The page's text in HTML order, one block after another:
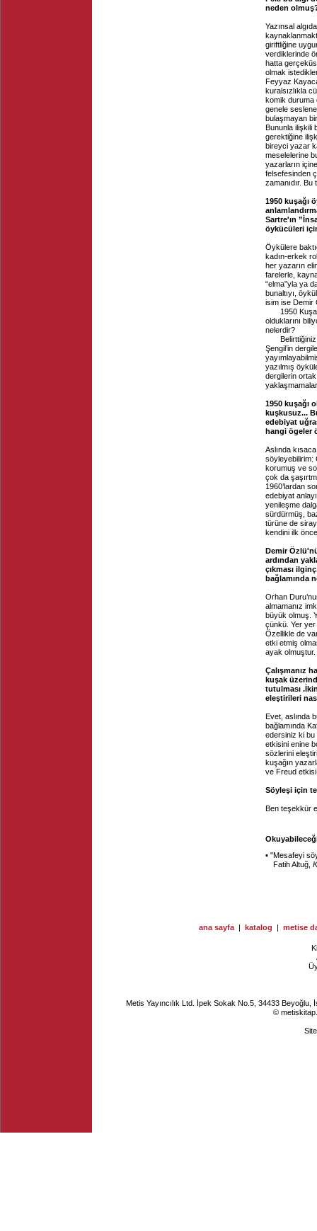
neden
Yazınsal
giriftliğine
verdiklerinde
hatta
olmak
Feyyaz
kuralsızlıkla
komik duruma
genele
bulaşmayan
Bununla ilişkili
gerektiğine
bireyci yazar
meselelerine
yazarların
felsefesinden
zamanıdır. Bu
1950 kuşağı
Sartre'ın
öykücüleri
Öykülere
kadın-erkek
her yazarın
farelerle,
“elma”yla ya
bunaltıyı,
isim ise Demir
1950 Kuşağı
olduklarını
nelerdir?
Belirttiğiniz
Şengil’in
yazılmış
dergilerin
1950 kuşağı
kuşkusuz...
edebiyat
hangi ögeler
Aslında
söyleyebilirim:
korumuş ve
çok da
1960’lardan
edebiyat
yenileşme
sürdürmüş,
türüne de
kendini ilk
Demir
ardından
çıkması
bağlamında
Orhan
almamanız
büyük olmuş.
çünkü. Yer yer
Özellikle de
etki etmiş
ayak olmuştur.
Çalışmanız
kuşak
tutulması
eleştirileri
Evet, aslında
bağlamında
edersiniz ki bu
etkisini enine
sözlerini
kuşağın
ve Freud etkisi
Söyleşi için
Ben teşekkür
▪ "Mesafeyi
Fatih Altuğ,
ana sayfa | katalog | metise
Metis Yayıncılık Ltd. İpek Sokak No.5, 34433
©